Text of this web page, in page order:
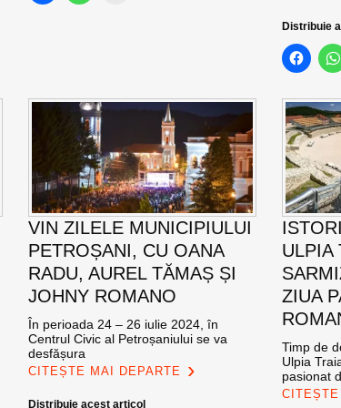
Distribuie
VIN ZILELE MUNICIPIULUI
PETROȘANI, CU OANA
RADU, AUREL TĂMAȘ ȘI
JOHNY ROMANO
În perioada 24 – 26 iulie 2024, în
Centrul Civic al Petroșaniului se va
desfășura
CITEȘTE MAI DEPARTE
Distribuie acest articol
ULPIA
ZIUA
Timp de
Ulpia
pasionat